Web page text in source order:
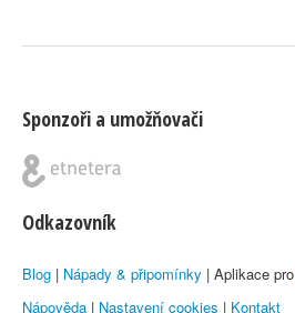
Sponzoři a umožňovači
Odkazovník
Blog | Nápady & připomínky | Aplikace pro
Nápověda | Nastavení cookies | Kontakt